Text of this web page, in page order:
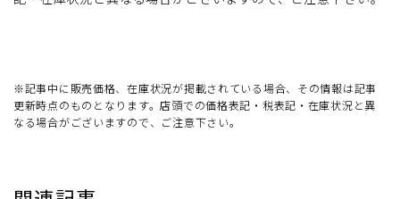
※記事中に販売価格、在庫状況が掲載されている場合、その情報は記事
更新時点のものとなります。店頭での価格表記・税表記・在庫状況と異
なる場合がございますので、ご注意下さい。